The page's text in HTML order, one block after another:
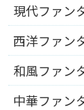
現代ファン
西洋ファン
和風ファン
中華ファン